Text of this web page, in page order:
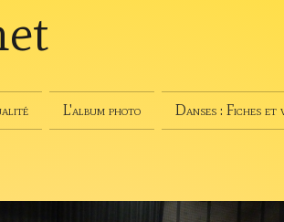
L'album photo Danses : Fiches et